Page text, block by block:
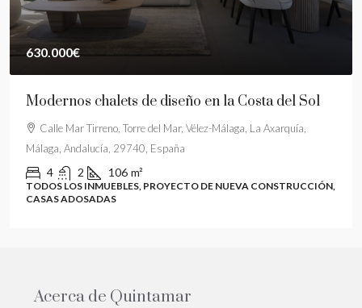
630.000€
Modernos chalets de diseño en la Costa del Sol
Calle Mar Tirreno, Torre del Mar, Vélez-Málaga, La Axarquía,
Málaga, Andalucía, 29740, España
4 2 106 m²
TODOS LOS INMUEBLES, PROYECTO DE NUEVA CONSTRUCCIÓN,
CASAS ADOSADAS
Acerca de Quintamar